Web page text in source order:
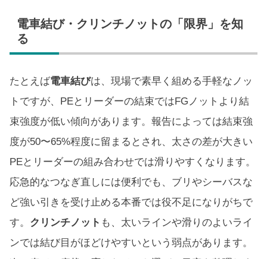
電車結び・クリンチノットの「限界」を知
る
たとえば電車結びは、現場で素早く組める手軽なノッ
トですが、PEとリーダーの結束ではFGノットより結
束強度が低い傾向があります。報告によっては結束強
度が50〜65%程度に留まるとされ、太さの差が大きい
PEとリーダーの組み合わせでは滑りやすくなります。
応急的なつなぎ直しには便利でも、ブリやシーバスな
ど強い引きを受け止める本番では役不足になりがちで
す。 クリンチノット も、太いラインや滑りのよいライ
ンでは結び目がほどけやすいという弱点があります。